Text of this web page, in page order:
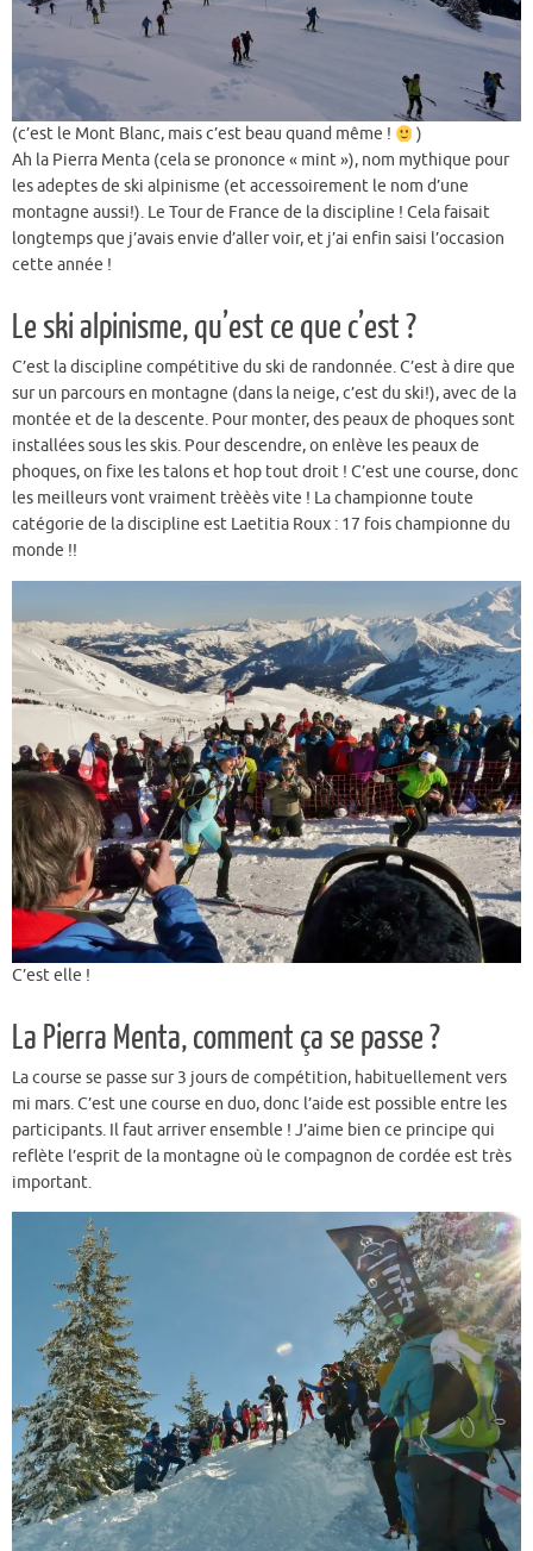
(c’est le Mont Blanc, mais c’est beau quand même !
)
Ah la Pierra Menta (cela se prononce « mint »), nom mythique pour
les adeptes de ski alpinisme (et accessoirement le nom d’une
montagne aussi!). Le Tour de France de la discipline ! Cela faisait
longtemps que j’avais envie d’aller voir, et j’ai enfin saisi l’occasion
cette année !
Le ski alpinisme, qu’est ce que c’est ?
C’est la discipline compétitive du ski de randonnée. C’est à dire que
sur un parcours en montagne (dans la neige, c’est du ski!), avec de la
montée et de la descente. Pour monter, des peaux de phoques sont
installées sous les skis. Pour descendre, on enlève les peaux de
phoques, on fixe les talons et hop tout droit ! C’est une course, donc
les meilleurs vont vraiment trèèès vite ! La championne toute
catégorie de la discipline est Laetitia Roux : 17 fois championne du
monde !!
C’est elle !
La Pierra Menta, comment ça se passe ?
La course se passe sur 3 jours de compétition, habituellement vers
mi mars. C’est une course en duo, donc l’aide est possible entre les
participants. Il faut arriver ensemble ! J’aime bien ce principe qui
reflète l’esprit de la montagne où le compagnon de cordée est très
important.